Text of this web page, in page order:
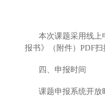
本次课题采用线上
报书》（附件）PDF
四、申报时间
课题申报系统开放